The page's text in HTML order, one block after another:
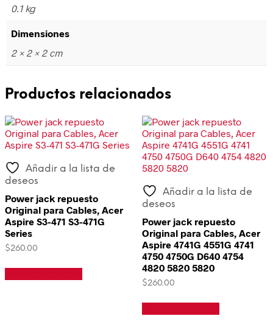
0.1 kg
Dimensiones
2 × 2 × 2 cm
Productos relacionados
Añadir a la lista de
deseos
Power jack repuesto
Original para Cables, Acer
Aspire S3-471 S3-471G
Series
$260.00
Añadir a la lista de
deseos
Power jack repuesto
Original para Cables, Acer
Aspire 4741G 4551G 4741
4750 4750G D640 4754
4820 5820 5820
$260.00